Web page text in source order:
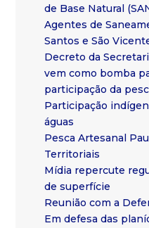
de Base Natural
Agentes de
Santos e São
Decreto da
vem como bomba
participação da
Participação
águas
Pesca Artesanal
Territoriais
Mídia repercute
de superfície
Reunião com a
Em defesa das